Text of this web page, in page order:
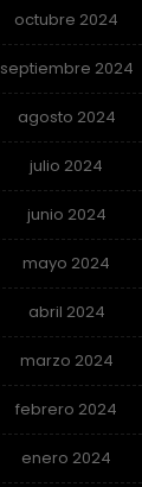
octubre 2024
septiembre 2024
agosto 2024
julio 2024
junio 2024
mayo 2024
abril 2024
marzo 2024
febrero 2024
enero 2024